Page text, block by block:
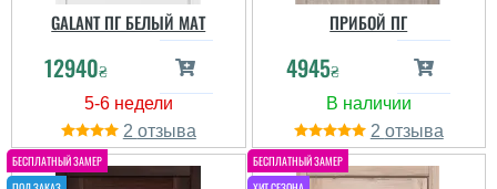
GALANT ПГ БЕЛЫЙ МАТ
12940₴
2
ПРИБОЙ ПГ
4945₴
2